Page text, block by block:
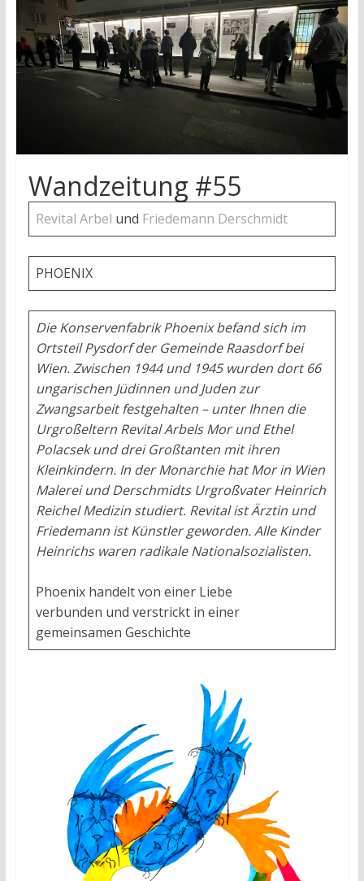
Wandzeitung #55
Revital Arbel und Friedemann Derschmidt
PHOENIX
Die Konservenfabrik Phoenix befand sich im
Ortsteil Pysdorf der Gemeinde Raasdorf bei
Wien. Zwischen 1944 und 1945 wurden dort 66
ungarischen Jüdinnen und Juden zur
Zwangsarbeit festgehalten – unter Ihnen die
Urgroßeltern Revital Arbels Mor und Ethel
Polacsek und drei Großtanten mit ihren
Kleinkindern. In der Monarchie hat Mor in Wien
Malerei und Derschmidts Urgroßvater Heinrich
Reichel Medizin studiert. Revital ist Ärztin und
Friedemann ist Künstler geworden. Alle Kinder
Heinrichs waren radikale Nationalsozialisten.
Phoenix handelt von einer Liebe
verbunden und verstrickt in einer
gemeinsamen Geschichte